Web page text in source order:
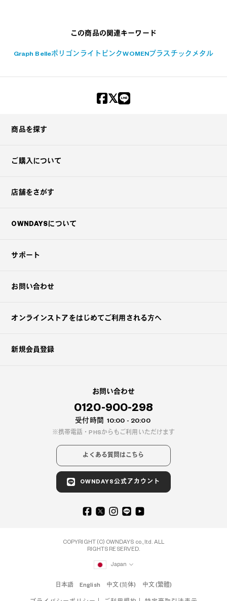
この商品の関連キーワード
Graph Belleポリゴン ライトピンクWOMEN プラスチック メタル
商品を探す
ご購入について
店舗をさがす
OWNDAYSについて
サポート
お問い合わせ
オンラインストアをはじめてご利用される方へ
新規会員登録
お問い合わせ
0120-900-298
受付時間 10:00 - 20:00
携帯電話・PHSからもご利用いただけます
よくある質問はこちら
OWNDAYS公式アカウント
COPYRIGHT (C) OWNDAYS co., ltd. ALL
RIGHTS RESERVED.
Japan
日本語 English 中文 (简体) 中文 (繁體)